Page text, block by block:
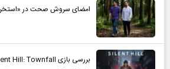
امضای سروش صحت در «استخر»